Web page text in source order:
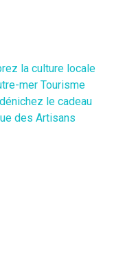
la culture locale
mer Tourisme
le cadeau
des Artisans